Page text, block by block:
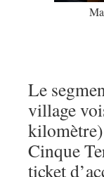
Le
village
Cinque
ticket